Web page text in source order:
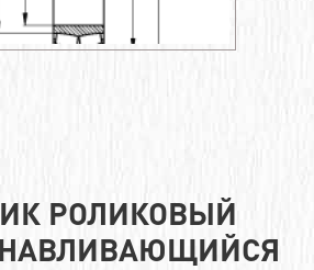
РОЛИКОВЫЙ